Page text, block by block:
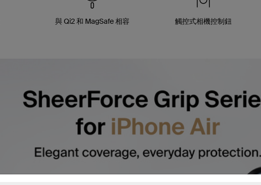
與 Qi2 和 MagSafe 相容 觸控式相機控制鈕